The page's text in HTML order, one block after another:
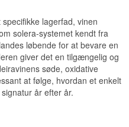
lagerfad, vinen
solera-systemet kendt fra
løbende for at bevare en
giver det en tilgængelig og
søde, oxidative
at følge, hvordan et enkelt
år efter år.